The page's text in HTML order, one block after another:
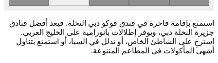
استمتع بإقامة فاخرة في فندق فوكو دبي النخلة. فيعد أفضل فنادق
جزيرة النخلة دبي، ويوفر إطلالات بانورامية على الخليج العربي.
استرخِ على الشاطئ الخاص، أو تدلل في السبا، أو استمتع بتناول
أشهى المأكولات في المطاعم المتنوعة.